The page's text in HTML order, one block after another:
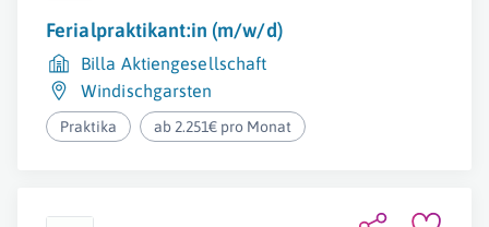
Ferialpraktikant:in (m/w/d)
Billa Aktiengesellschaft
Windischgarsten
Praktika ab 2.251€ pro Monat